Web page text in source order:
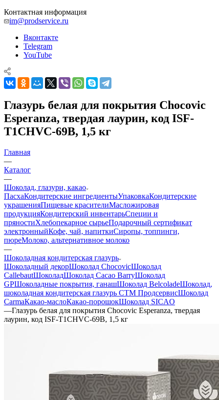
Контактная информация
im@prodservice.ru
Вконтакте
Telegram
YouTube
Глазурь белая для покрытия Chocovic
Esperanza, твердая лаурин, код ISF-
T1CHVC-69B, 1,5 кг
Главная
—
Каталог
—
Шоколад, глазури, какао
ПасхаКондитерские ингредиентыУпаковкаКондитерские
украшенияПищевые красителиМасложировая
продукцияКондитерский инвентарьСпеции и
пряностиХлебопекарное сырьеПодарочный сертификат
электронныйКофе, чай, напиткиСиропы, топпинги,
пюреМолоко, альтернативное молоко
—
Шоколадная кондитерская глазурь
Шоколадный декорШоколад ChocovicШоколад
CallebautШоколадШоколад Cacao BarryШоколад
GPШоколадные покрытия, ганашШоколад BelcoladeШоколад,
шоколадная кондитерская глазурь СТМ ПродсервисШоколад
CarmaКакао-маслоКакао-порошокШоколад SICAO
—Глазурь белая для покрытия Chocovic Esperanza, твердая
лаурин, код ISF-T1CHVC-69B, 1,5 кг